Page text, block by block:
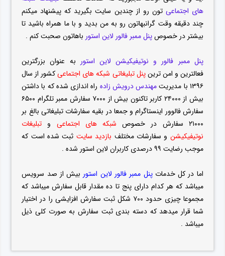
های اجتماعی تون رو از چندین سایت بگیرید که پیشنهاد میکنم
چند دقیقه وقت گرانبهاتون رو به من بدید و با ما همراه باشید تا
بیشتر در خصوصپنل ممبر فالور لاین استور باهاتون صحبت کنم .
پنل ممبر فالور و نوتیفیکیشن لاین استور به عنوان بزرگترین
فعالترین و امن ترینپنل تبلیغاتی شبکه های اجتماعیکشور از سال
۱۳۹۶ با مدیریت
مهندس درویش زاده راه اندازی شده که با داشتن
بیش از ۲۴۰۰۰ کاربر تاکنون بیش از ۷۰۰۰ سفارش ممبر تلگرام ۶۵۰۰
سفارش فالوور اینستاگرام و جمعا در بقیه سفارشات تبلیغاتی بالغ بر
۲۱۰۰۰ سفارش در خصوص
شبکه های اجتماعی و تبلیغات
نوتیفیکیشن و سفارشات مختلف بازدید سایت ثبت شده است که
موجب رضایت ۹۹ درصدی کاربران لاین استور شده .
اما در کل خدماتپنل ممبر فالور لاین استور بیش از صد سرویس
میباشد که هر کدام دارای پنج تا ده مقدار قابل سفارش میباشد که
مجموعا چیزی حدود ۷۰۰ شکل ثبت سفارش افزایشی را در اختیار
شما قرار میدهد که دسته بندی ثبت سفارش به صورت کلی ذیل
میباشد .